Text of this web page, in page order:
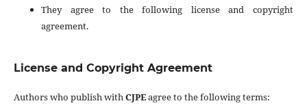
They agree to the following license and copyright
agreement.
License and Copyright Agreement
Authors who publish withCJPEagree to the following terms: